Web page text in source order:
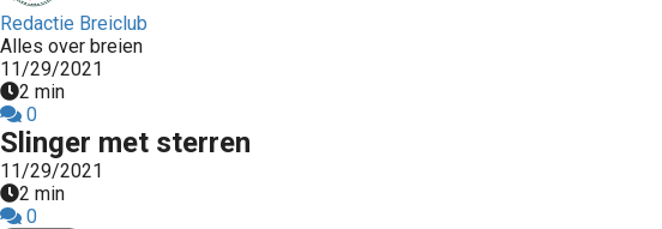
Redactie Breiclub
Alles over breien
11/29/2021
2 min
0
Slinger met sterren
11/29/2021
2 min
0